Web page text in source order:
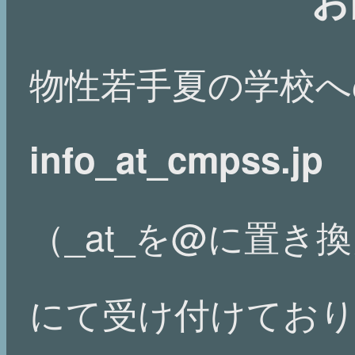
物性若手夏の学校
info_at_cmpss.jp
（_at_を@に置き
にて受け付けてお